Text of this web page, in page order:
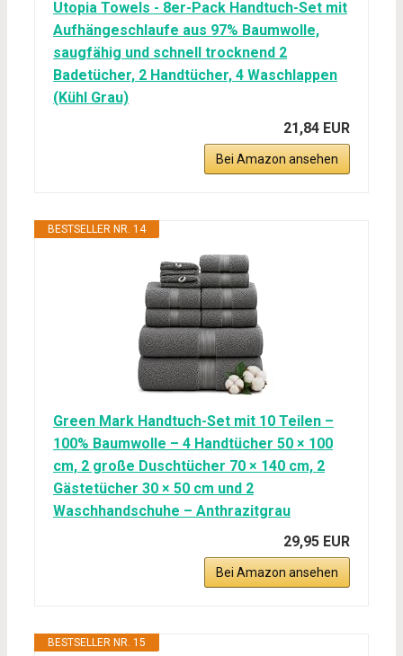
Utopia Towels - 8er-Pack Handtuch-Set mit
Aufhängeschlaufe aus 97% Baumwolle,
saugfähig und schnell trocknend 2
Badetücher, 2 Handtücher, 4 Waschlappen
(Kühl Grau)
21,84 EUR
Bei Amazon ansehen
BESTSELLER NR. 14
Green Mark Handtuch-Set mit 10 Teilen –
100% Baumwolle – 4 Handtücher 50 × 100
cm, 2 große Duschtücher 70 × 140 cm, 2
Gästetücher 30 × 50 cm und 2
Waschhandschuhe – Anthrazitgrau
29,95 EUR
Bei Amazon ansehen
BESTSELLER NR. 15